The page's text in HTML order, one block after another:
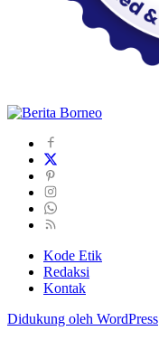
Kode Etik
Redaksi
Kontak
Didukung oleh WordPress